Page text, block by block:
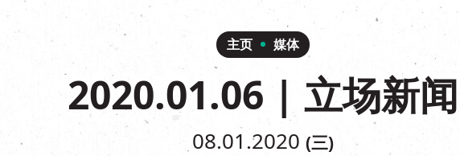
主页 媒体
2020.01.06 | 立场新闻
08.01.2020 (三)